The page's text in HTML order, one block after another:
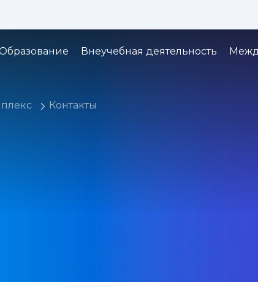
Кернинг: 1x 2x 3x
Внеучебная деятельность
Контакты